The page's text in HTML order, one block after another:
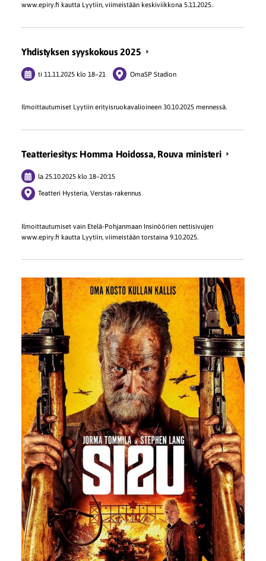
www.epiry.fi kautta Lyytiin, viimeistään keskiviikkona 5.11.2025.
Yhdistyksen syyskokous 2025
ti 11.11.2025 klo 18–21 OmaSP Stadion
Ilmoittautumiset Lyytiin erityisruokavalioineen 30.10.2025 mennessä.
Teatteriesitys: Homma Hoidossa, Rouva ministeri
la 25.10.2025 klo 18–20:15
Teatteri Hysteria, Verstas-rakennus
Ilmoittautumiset vain Etelä-Pohjanmaan Insinöörien nettisivujen
www.epiry.fi kautta Lyytiin, viimeistään torstaina 9.10.2025.